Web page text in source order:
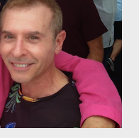
fatídicos de
ahora es una
sido padre este año ha
desfiló en las mejores